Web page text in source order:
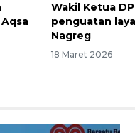
Wakil Ketua
penguatan
Nagreg
18 Maret 2026